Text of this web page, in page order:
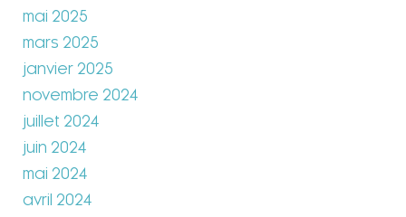
mai 2025
mars 2025
janvier 2025
novembre 2024
juillet 2024
juin 2024
mai 2024
avril 2024